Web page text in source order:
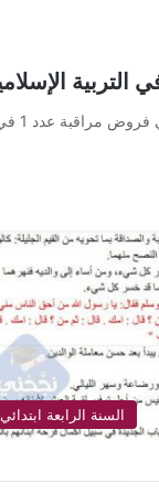
أساسي ,إمتحانات و فروض مع الإصلاح مراقبة…
السنة الرابعة ابتدائي 4️⃣